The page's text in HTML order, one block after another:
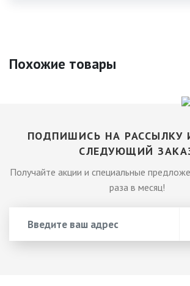
Похожие товары
ПОДПИШИСЬ НА РАССЫЛКУ
СЛЕДУЮЩИЙ
Получайте акции и специальные
раза в месяц!